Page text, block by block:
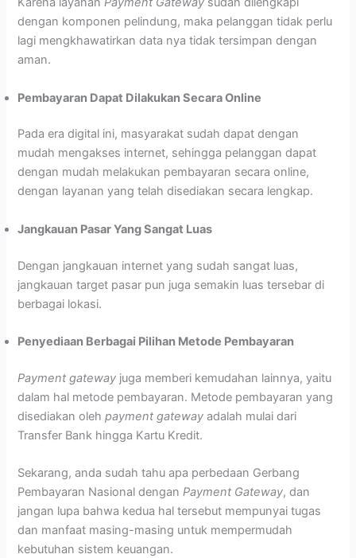
dengan komponen pelindung, maka pelanggan tidak perlu
lagi mengkhawatirkan data nya tidak tersimpan dengan
aman.
Pembayaran Dapat Dilakukan Secara Online
Pada era digital ini, masyarakat sudah dapat dengan
mudah mengakses internet, sehingga pelanggan dapat
dengan mudah melakukan pembayaran secara online,
dengan layanan yang telah disediakan secara lengkap.
Jangkauan Pasar Yang Sangat Luas
Dengan jangkauan internet yang sudah sangat luas,
jangkauan target pasar pun juga semakin luas tersebar di
berbagai lokasi.
Penyediaan Berbagai Pilihan Metode Pembayaran
Payment gateway juga memberi kemudahan lainnya, yaitu
dalam hal metode pembayaran. Metode pembayaran yang
disediakan olehpayment gateway adalah mulai dari
Transfer Bank hingga Kartu Kredit.
Sekarang, anda sudah tahu apa perbedaan Gerbang
Pembayaran Nasional denganPayment Gateway, dan
jangan lupa bahwa kedua hal tersebut mempunyai tugas
dan manfaat masing-masing untuk mempermudah
kebutuhan sistem keuangan.